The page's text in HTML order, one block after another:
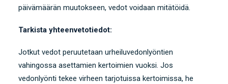
päivämäärän muutokseen, vedot voidaan mitätöidä.
Tarkista yhteenvetotiedot:
Jotkut vedot peruutetaan urheiluvedonlyöntien
vahingossa asettamien kertoimien vuoksi. Jos
vedonlyönti tekee virheen tarjotuissa kertoimissa, he